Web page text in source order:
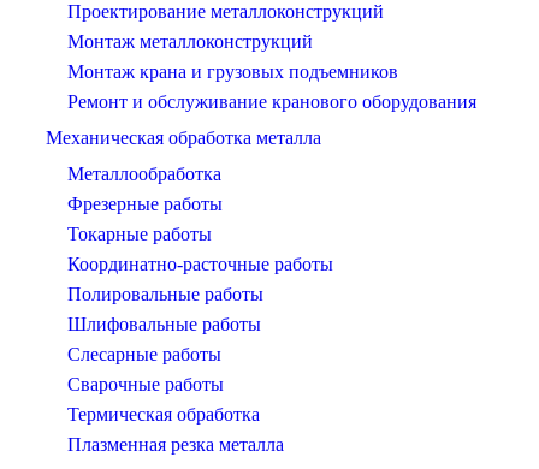
Проектирование металлоконструкций
Монтаж металлоконструкций
Монтаж крана и грузовых подъемников
Ремонт и обслуживание кранового оборудования
Механическая обработка металла
Металлообработка
Фрезерные работы
Токарные работы
Координатно-расточные работы
Полировальные работы
Шлифовальные работы
Слесарные работы
Сварочные работы
Термическая обработка
Плазменная резка металла